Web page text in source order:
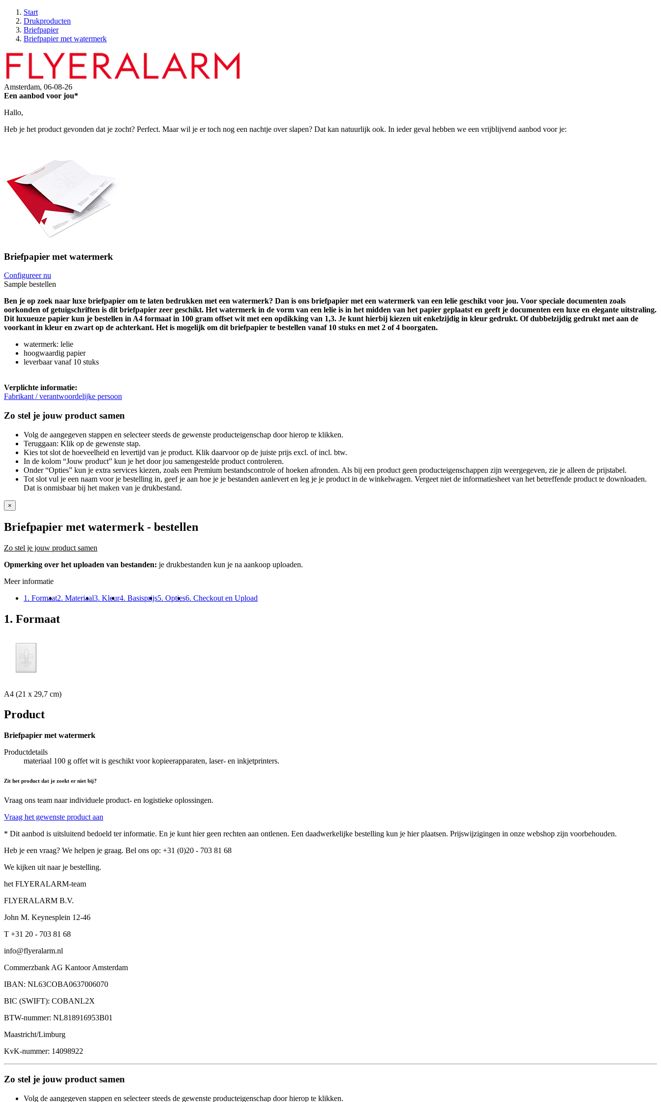
Start
Drukproducten
Briefpapier
Briefpapier met watermerk
Amsterdam, 06-08-26
Een aanbod voor jou*
Hallo,
Heb je het product gevonden dat je zocht? Perfect. Maar wil je er toch nog een nachtje over slapen? Dat kan natuurlijk ook. In ieder geval hebben we een vrijblijvend aanbod voor je:
Briefpapier met watermerk
Configureer nu
Sample bestellen
Ben je op zoek naar luxe briefpapier om te laten bedrukken met een watermerk? Dan is ons briefpapier met een watermerk van een lelie geschikt voor jou. Voor speciale documenten zoals
oorkonden of getuigschriften is dit briefpapier zeer geschikt. Het watermerk in de vorm van een lelie is in het midden van het papier geplaatst en geeft je documenten een luxe en elegante uitstraling.
Dit luxueuze papier kun je bestellen in A4 formaat in 100 gram offset wit met een opdikking van 1,3. Je kunt hierbij kiezen uit enkelzijdig in kleur gedrukt. Of dubbelzijdig gedrukt met aan de
voorkant in kleur en zwart op de achterkant. Het is mogelijk om dit briefpapier te bestellen vanaf 10 stuks en met 2 of 4 boorgaten.
watermerk: lelie
hoogwaardig papier
leverbaar vanaf 10 stuks
Verplichte informatie:
Fabrikant / verantwoordelijke persoon
Zo stel je jouw product samen
Volg de aangegeven stappen en selecteer steeds de gewenste producteigenschap door hierop te klikken.
Teruggaan: Klik op de gewenste stap.
Kies tot slot de hoeveelheid en levertijd van je product. Klik daarvoor op de juiste prijs excl. of incl. btw.
In de kolom “Jouw product” kun je het door jou samengestelde product controleren.
Onder “Opties” kun je extra services kiezen, zoals een Premium bestandscontrole of hoeken afronden. Als bij een product geen producteigenschappen zijn weergegeven, zie je alleen de prijstabel.
Tot slot vul je een naam voor je bestelling in, geef je aan hoe je je bestanden aanlevert en leg je je product in de winkelwagen. Vergeet niet de informatiesheet van het betreffende product te downloaden.
Dat is onmisbaar bij het maken van je drukbestand.
×
Briefpapier met watermerk - bestellen
Zo stel je jouw product samen
Opmerking over het uploaden van bestanden: je drukbestanden kun je na aankoop uploaden.
Meer informatie
1. Formaat2. Materiaal3. Kleur4. Basisprijs5. Opties6. Checkout en Upload
1. Formaat
A4 (21 x 29,7 cm)
Product
Briefpapier met watermerk
Productdetails
materiaal 100 g offet wit is geschikt voor kopieerapparaten, laser- en inkjetprinters.
Zit het product dat je zoekt er niet bij?
Vraag ons team naar individuele product- en logistieke oplossingen.
Vraag het gewenste product aan
* Dit aanbod is uitsluitend bedoeld ter informatie. En je kunt hier geen rechten aan ontlenen. Een daadwerkelijke bestelling kun je hier plaatsen. Prijswijzigingen in onze webshop zijn voorbehouden.
Heb je een vraag? We helpen je graag. Bel ons op: +31 (0)20 - 703 81 68
We kijken uit naar je bestelling.
het FLYERALARM-team
FLYERALARM B.V.
John M. Keynesplein 12-46
T +31 20 - 703 81 68
info@flyeralarm.nl
Commerzbank AG Kantoor Amsterdam
IBAN: NL63COBA0637006070
BIC (SWIFT): COBANL2X
BTW-nummer: NL818916953B01
Maastricht/Limburg
KvK-nummer: 14098922
Zo stel je jouw product samen
Volg de aangegeven stappen en selecteer steeds de gewenste producteigenschap door hierop te klikken.